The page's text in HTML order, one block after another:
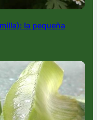
la pequeña